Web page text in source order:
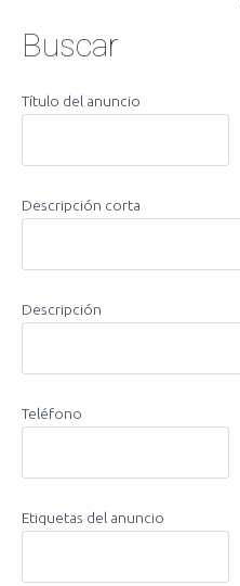
Buscar
Título del anuncio
Descripción corta
Descripción
Teléfono
Etiquetas del anuncio